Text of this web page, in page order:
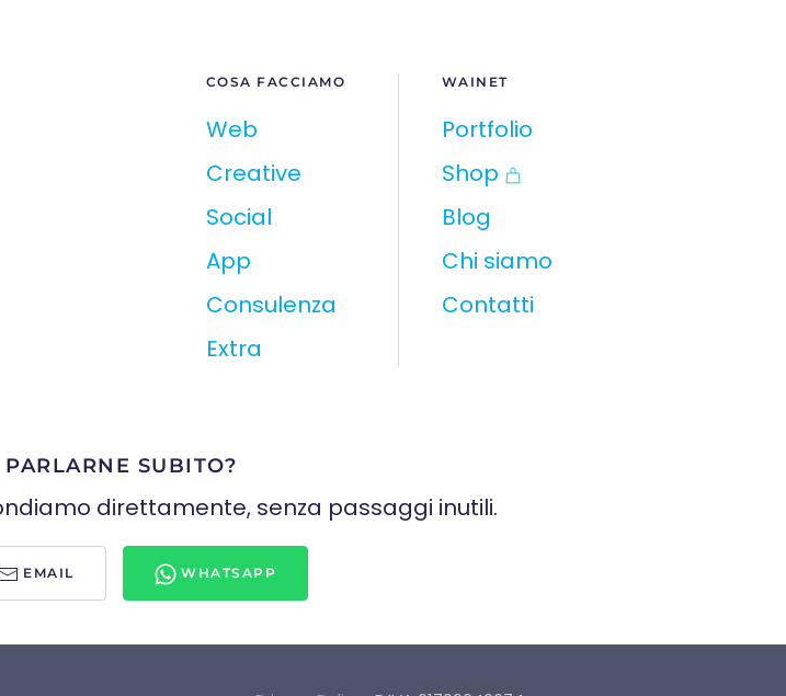
COSA FACCIAMO
Web
Creative
Social
App
Consulenza
Extra
WAINET
Portfolio
Shop
Blog
Chi siamo
Contatti
SUBITO?
direttamente, senza passaggi inutili.
EMAIL WHATSAPP